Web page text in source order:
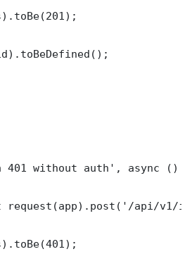
without auth', async ()
request(app).post('/api/v1/